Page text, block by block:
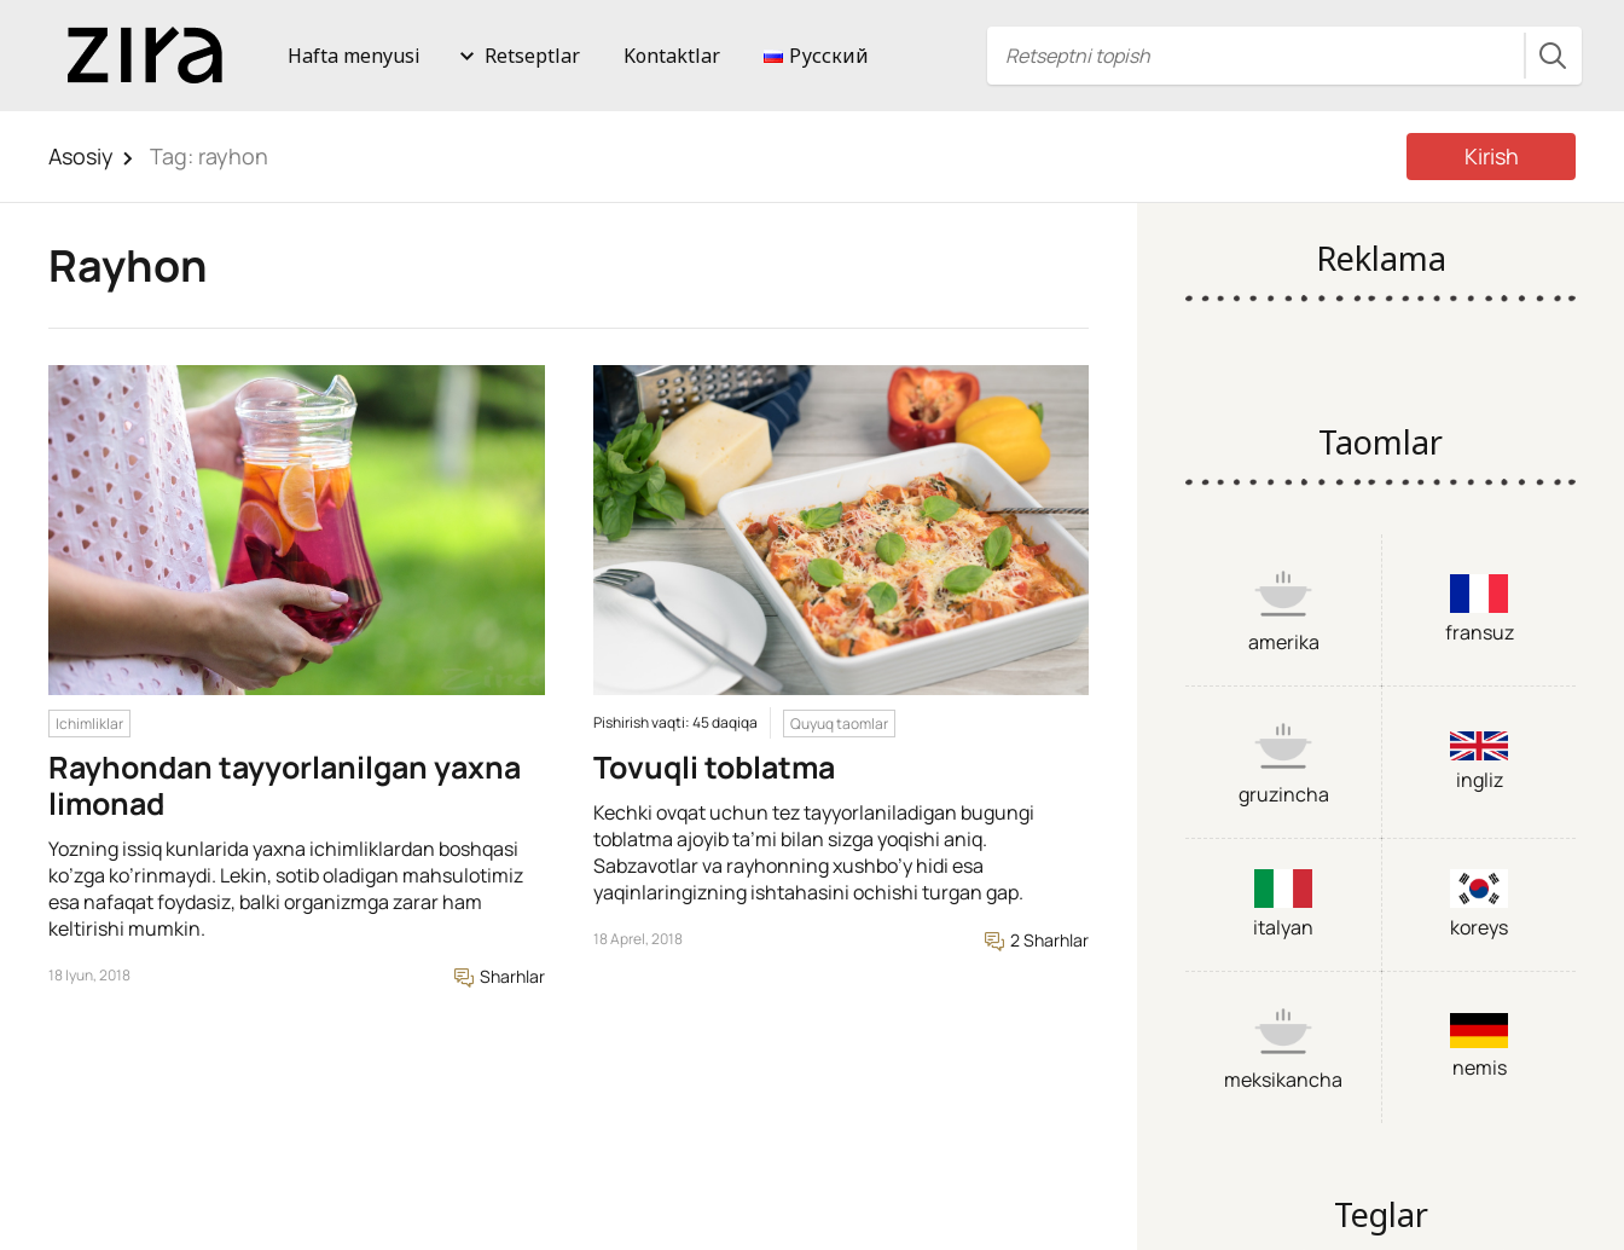
Hafta menyusi Retseptlar Kontaktlar Русский
Asosiy Tag: rayhon Kirish
Rayhon
Ichimliklar
Rayhondan tayyorlanilgan yaxna
limonad
Yozning issiq kunlarida yaxna ichimliklardan boshqasi
ko’zga ko’rinmaydi. Lekin, sotib oladigan mahsulotimiz
esa nafaqat foydasiz, balki organizmga zarar ham
keltirishi mumkin.
18 Iyun, 2018 Sharhlar
Pishirish vaqti: 45 daqiqa Quyuq taomlar
Tovuqli toblatma
Kechki ovqat uchun tez tayyorlaniladigan bugungi
toblatma ajoyib ta’mi bilan sizga yoqishi aniq.
Sabzavotlar va rayhonning xushbo’y hidi esa
yaqinlaringizning ishtahasini ochishi turgan gap.
18 Aprel, 2018 2 Sharhlar
Reklama
Taomlar
amerika fransuz
gruzincha
ingliz
italyan koreys
meksikancha nemis
Teglar